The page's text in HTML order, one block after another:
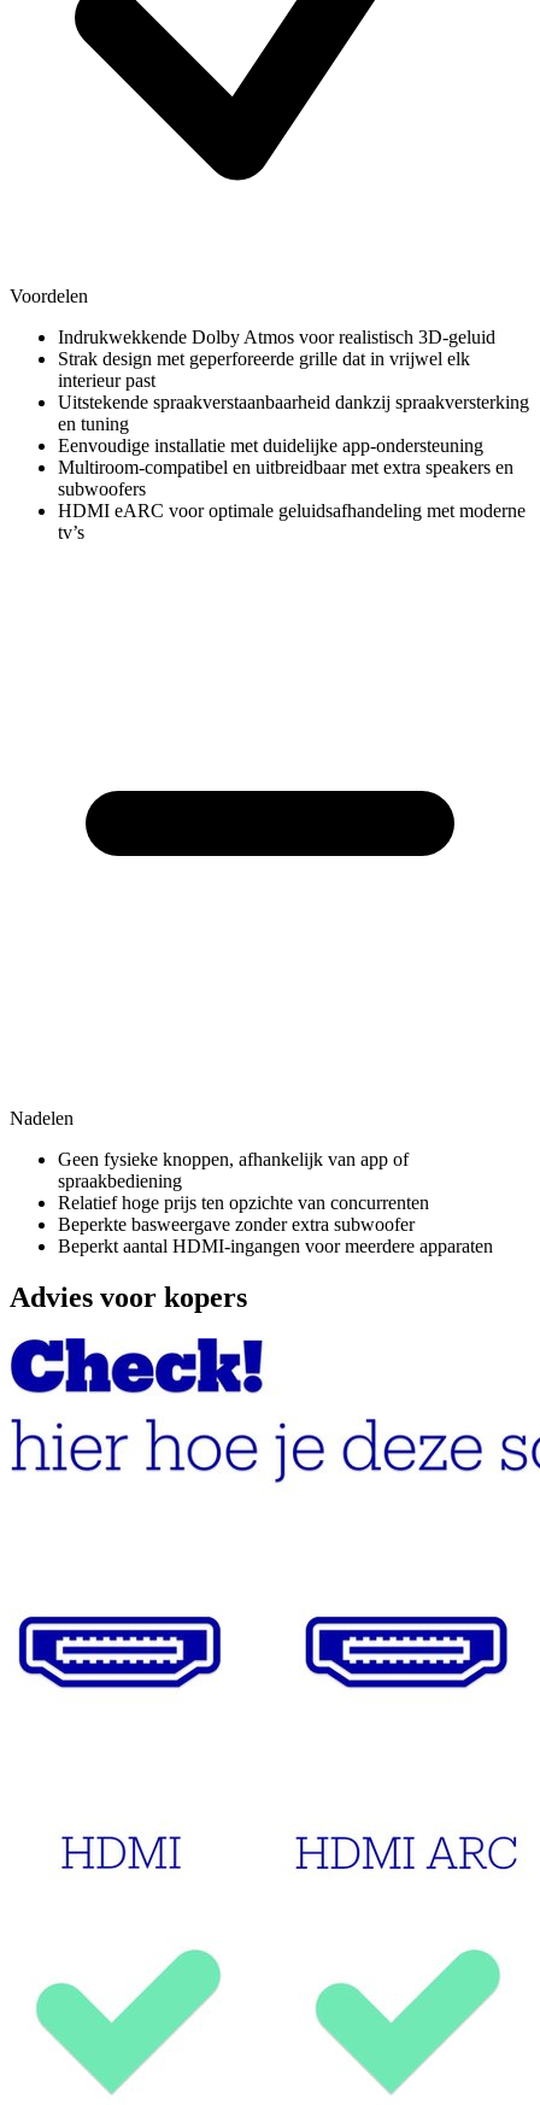
Voordelen
Indrukwekkende Dolby Atmos voor realistisch 3D-geluid
Strak design met geperforeerde grille dat in vrijwel elk
interieur past
Uitstekende spraakverstaanbaarheid dankzij spraakversterking
en tuning
Eenvoudige installatie met duidelijke app-ondersteuning
Multiroom-compatibel en uitbreidbaar met extra speakers en
subwoofers
HDMI eARC voor optimale geluidsafhandeling met moderne
tv’s
Nadelen
Geen fysieke knoppen, afhankelijk van app of
spraakbediening
Relatief hoge prijs ten opzichte van concurrenten
Beperkte basweergave zonder extra subwoofer
Beperkt aantal HDMI-ingangen voor meerdere apparaten
Advies voor kopers